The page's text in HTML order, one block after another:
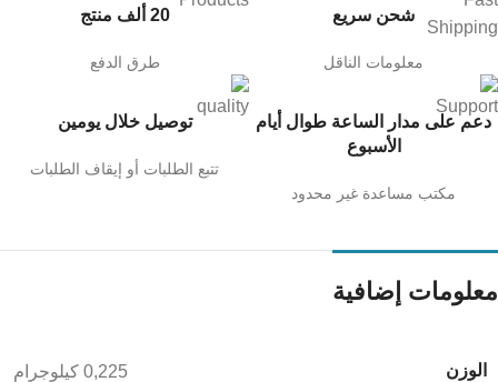
شحن سريع
معلومات الناقل
20 ألف منتج
طرق الدفع
دعم على مدار الساعة طوال أيام
الأسبوع
مكتب مساعدة غير محدود
توصيل خلال يومين
تتبع الطلبات أو إيقاف الطلبات
معلومات إضافية
الوزن 0,225 كيلوجرام